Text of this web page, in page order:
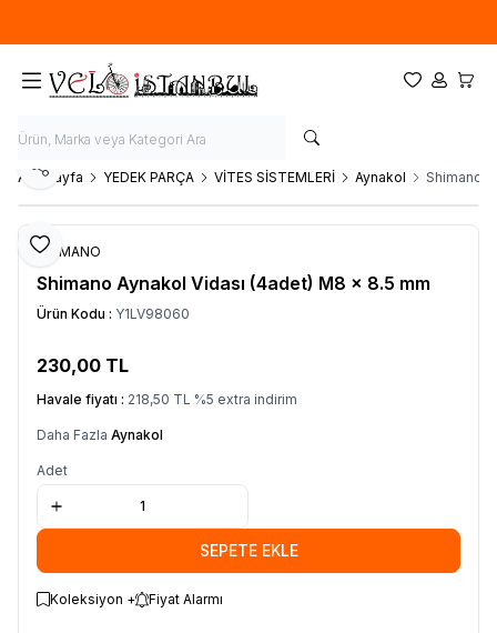
Favorilerim
Hesabım
Ana Sayfa YEDEK PARÇA VİTES SİSTEMLERİ Aynakol Shimano
Favoriye Ekle
Paylaş
SHIMANO
Shimano Aynakol Vidası (4adet) M8 x 8.5 mm
Ürün Kodu : Y1LV98060
230,00 TL
Havale fiyatı : 218,50 TL %5 extra indirim
Daha Fazla Aynakol
Adet
SEPETE EKLE
Koleksiyon + Fiyat Alarmı